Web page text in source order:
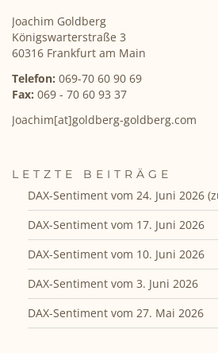
Joachim Goldberg
Königswarterstraße 3
60316 Frankfurt am Main
Telefon: 069-70 60 90 69
Fax: 069 - 70 60 93 37
Joachim[at]goldberg-goldberg.com
LETZTE BEITRÄGE
DAX-Sentiment vom 24. Juni 2026
DAX-Sentiment vom 17. Juni 2026
DAX-Sentiment vom 10. Juni 2026
DAX-Sentiment vom 3. Juni 2026
DAX-Sentiment vom 27. Mai 2026